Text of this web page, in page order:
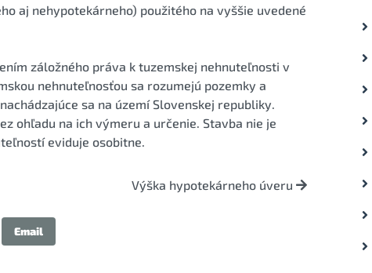
aj nehypotekárneho) použitého na vyššie uvedené
záložného práva k tuzemskej nehnuteľnosti v
nehnuteľnosťou sa rozumejú pozemky a
sa na území Slovenskej republiky.
ohľadu na ich výmeru a určenie. Stavba nie je
eviduje osobitne.
Výška hypotekárneho úveru
Email